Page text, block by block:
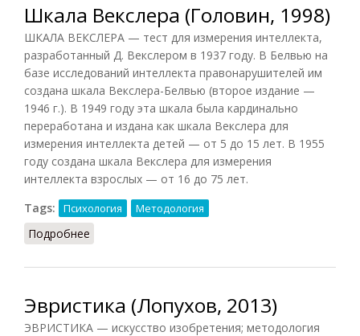
Шкала Векслера (Головин, 1998)
ШКАЛА ВЕКСЛЕРА — тест для измерения интеллекта,
разработанный Д. Векслером в 1937 году. В Белвью на
базе исследований интеллекта правонарушителей им
создана шкала Векслера-Белвью (второе издание —
1946 г.). В 1949 году эта шкала была кардинально
переработана и издана как шкала Векслера для
измерения интеллекта детей — от 5 до 15 лет. В 1955
году создана шкала Векслера для измерения
интеллекта взрослых — от 16 до 75 лет.
Tags:
Психология Методология
Подробнее
Эвристика (Лопухов, 2013)
ЭВРИСТИКА — искусство изобретения; методология